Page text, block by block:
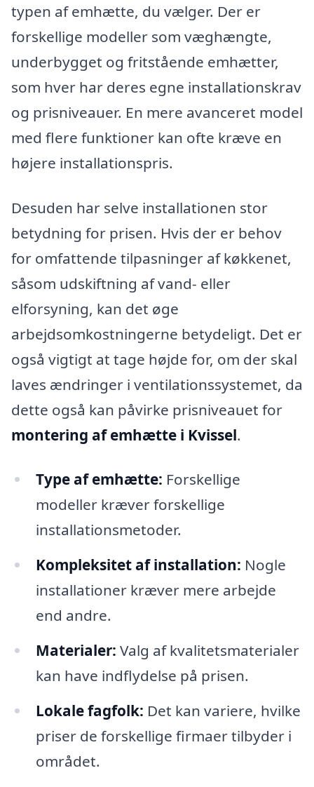
typen af emhætte, du vælger. Der er
forskellige modeller som væghængte,
underbygget og fritstående emhætter,
som hver har deres egne installationskrav
og prisniveauer. En mere avanceret model
med flere funktioner kan ofte kræve en
højere installationspris.
Desuden har selve installationen stor
betydning for prisen. Hvis der er behov
for omfattende tilpasninger af køkkenet,
såsom udskiftning af vand- eller
elforsyning, kan det øge
arbejdsomkostningerne betydeligt. Det er
også vigtigt at tage højde for, om der skal
laves ændringer i ventilationssystemet, da
dette også kan påvirke prisniveauet for
montering af emhætte i Kvissel.
Type af emhætte: Forskellige
modeller kræver forskellige
installationsmetoder.
Kompleksitet af installation: Nogle
installationer kræver mere arbejde
end andre.
Materialer: Valg af kvalitetsmaterialer
kan have indflydelse på prisen.
Lokale fagfolk: Det kan variere, hvilke
priser de forskellige firmaer tilbyder i
området.